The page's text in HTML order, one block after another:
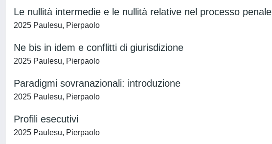
Le nullità intermedie e le nullità relative nel processo penale
2025 Paulesu, Pierpaolo
Ne bis in idem e conflitti di giurisdizione
2025 Paulesu, Pierpaolo
Paradigmi sovranazionali: introduzione
2025 Paulesu, Pierpaolo
Profili esecutivi
2025 Paulesu, Pierpaolo